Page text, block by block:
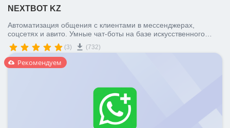
NEXTBOT KZ
Автоматизация общения с клиентами в мессенджерах,
соцсетях и авито. Умные чат-боты на базе искусственного
интеллекта от OpenAI для Битрикс24.
(3) (732)
Рекомендуем